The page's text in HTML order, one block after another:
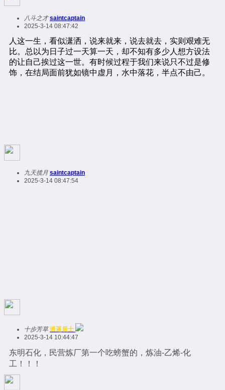
八斗之才 saintcaptain
2025-3-14 08:47:42
九天揽月 saintcaptain
2025-3-14 08:47:54
十步芳草 逍遥居士
2025-3-14 10:44:47
东明石化，民营炼厂第一个吃螃蟹的，炼油-乙烯-化
工！！！